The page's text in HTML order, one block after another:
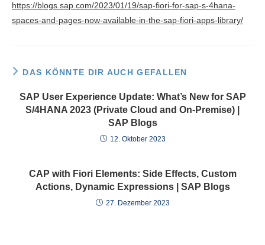
https://blogs.sap.com/2023/01/19/sap-fiori-for-sap-s-4hana-
spaces-and-pages-now-available-in-the-sap-fiori-apps-library/
DAS KÖNNTE DIR AUCH GEFALLEN
SAP User Experience Update: What’s New for SAP
S/4HANA 2023 (Private Cloud and On-Premise) |
SAP Blogs
12. Oktober 2023
CAP with Fiori Elements: Side Effects, Custom
Actions, Dynamic Expressions | SAP Blogs
27. Dezember 2023